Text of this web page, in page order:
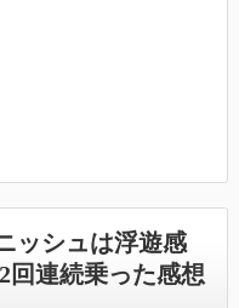
ッシュは浮遊感
回連続乗った感想